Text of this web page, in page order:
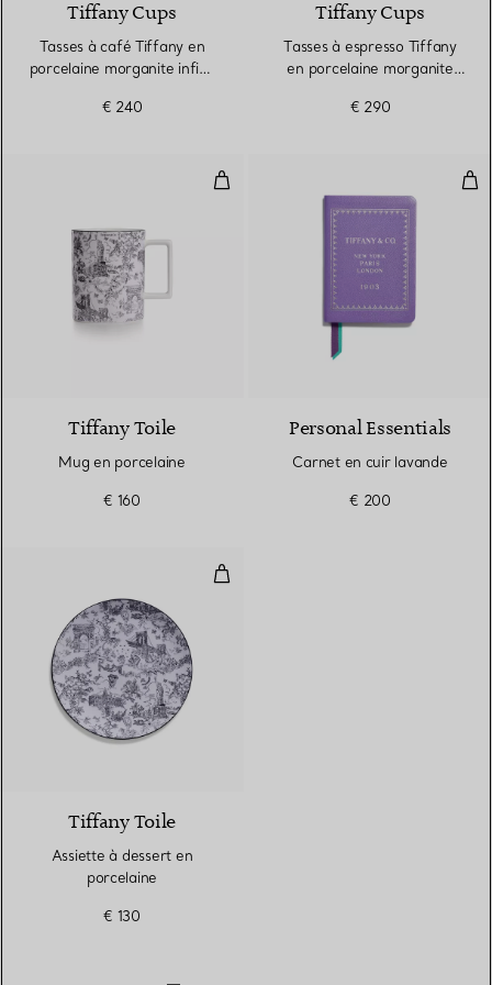
Tiffany Cups
Tasses à café Tiffany en
porcelaine morganite infini,
€ 240
Tiffany Cups
Tasses à espresso Tiffany
en porcelaine morganite
€ 290
Mug en porcelaine
Tiffany Toile
Mug en porcelaine
€ 160
Personal Essentials
Carnet en cuir lavande
€ 200
Assiette à dessert en porcelaine
Tiffany Toile
Assiette à dessert en
porcelaine
€ 130